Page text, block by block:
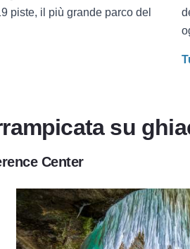
piste, il più grande parco del
su
Center